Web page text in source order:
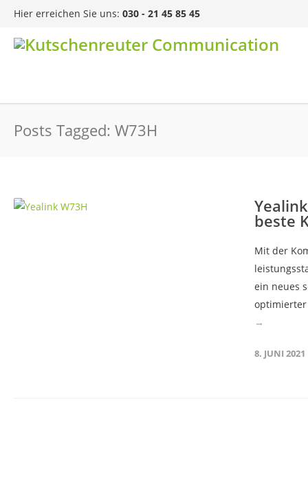
Hier erreichen Sie uns: 030 - 21 45 85 45
Posts Tagged: W73H
beste
Mit der
ein neues
→
8. JUNI 2021